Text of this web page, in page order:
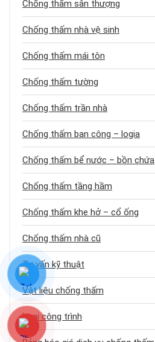
Chống thấm sân thượng
Chống thấm nhà vệ sinh
Chống thấm mái tôn
Chống thấm tường
Chống thấm trần nhà
Chống thấm ban công – logia
Chống thấm bể nước – bồn chứa
Chống thấm tầng hầm
Chống thấm khe hở – cổ ống
Chống thấm nhà cũ
Tư vấn kỹ thuật
Vật liệu chống thấm
Loại công trình